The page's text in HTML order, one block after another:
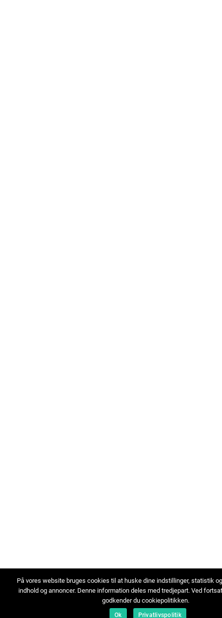
På vores website bruges cookies til at huske dine indstillinger, statistik
indhold og annoncer. Denne information deles med tredjepart. Ved
godkender du cookiepolitikken.
Ok Privatlivspolitik